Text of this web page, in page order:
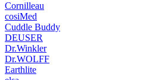
Cornilleau
cosiMed
Cuddle Buddy
DEUSER
Dr.Winkler
Dr.WOLFF
Earthlite